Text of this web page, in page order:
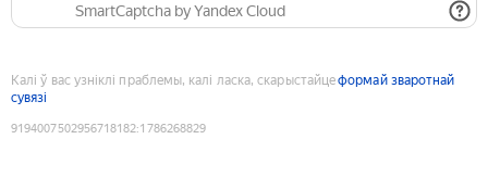
SmartCaptcha by Yandex Cloud
Калі ў вас узніклі праблемы, калі ласка, скарыстайцеформай зваротнай
сувязі
9194007502956718182:1786268829